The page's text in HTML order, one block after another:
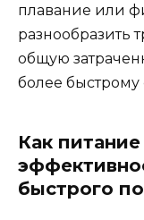
плавание или
разнообразить
общую
более
Как
быстрого